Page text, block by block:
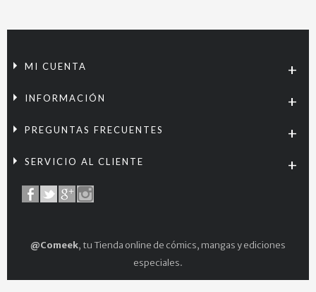
MI CUENTA
INFORMACIÓN
PREGUNTAS FRECUENTES
SERVICIO AL CLIENTE
@Comeek, tu Tienda online de cómics, mangas y ediciones
especiales.